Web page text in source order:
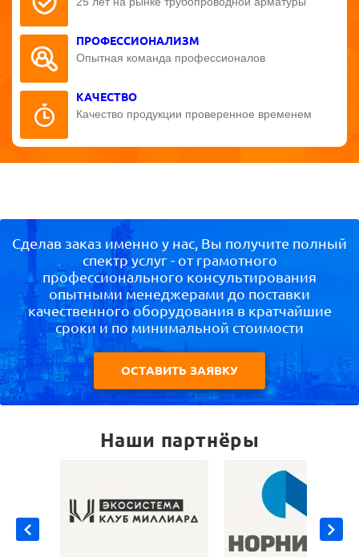
ПРОФЕССИОНАЛИЗМ
Опытная команда профессионалов
КАЧЕСТВО
Качество продукции проверенное временем
Сделав заказ именно у нас, Вы получите полный
спектр услуг - от грамотного
профессионального консультирования
опытными менеджерами до поставки
качественного оборудования в кратчайшие
сроки и по минимальной стоимости
ОСТАВИТЬ ЗАЯВКУ
Наши партнёры